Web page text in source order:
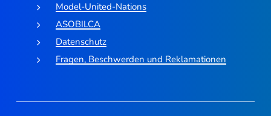
Model-United-Nations
ASOBILCA
Datenschutz
Fragen, Beschwerden und Reklamationen